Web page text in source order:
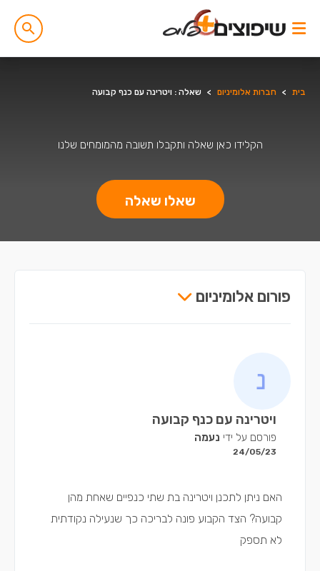
בית > חברות אלומיניום > שאלה : ויטרינה עם כנף קבועה
הקלידו כאן שאלה ותקבלו תשובה מהמומחים שלנו
שאלו שאלה
פורום אלומיניום
ויטרינה עם כנף קבועה
פורסם על ידי נעמה
24/05/23
האם ניתן לתכנן ויטרינה בת שתי כנפיים שאחת מהן
קבועה? הצד הקבוע פונה לבריכה כך שנעילה נקודתית
לא תספק